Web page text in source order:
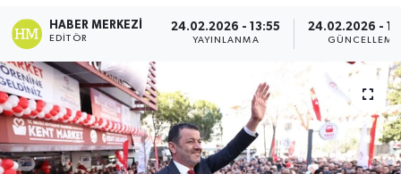
HABER MERKEZI
EDITÖR
24.02.2026 - 13:55
YAYINLANMA
24.02.2026 -
GÜNCELLEME